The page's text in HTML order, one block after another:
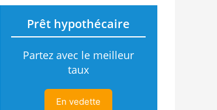
Prêt hypothécaire
Partez avec le meilleur
taux
En vedette